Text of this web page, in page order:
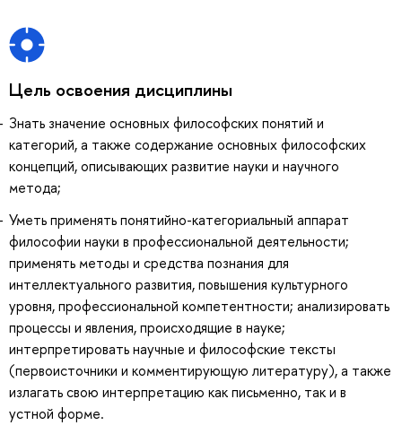
Цель освоения дисциплины
Знать значение основных философских понятий и
категорий, а также содержание основных философских
концепций, описывающих развитие науки и научного
метода;
Уметь применять понятийно-категориальный аппарат
философии науки в профессиональной деятельности;
применять методы и средства познания для
интеллектуального развития, повышения культурного
уровня, профессиональной компетентности; анализировать
процессы и явления, происходящие в науке;
интерпретировать научные и философские тексты
(первоисточники и комментирующую литературу), а также
излагать свою интерпретацию как письменно, так и в
устной форме.